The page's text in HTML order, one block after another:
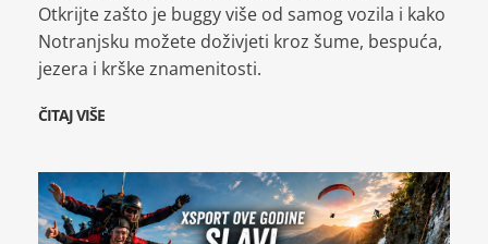
Otkrijte zašto je buggy više od samog vozila i kako
Notranjsku možete doživjeti kroz šume, bespuća,
jezera i krške znamenitosti.
ČITAJ VIŠE